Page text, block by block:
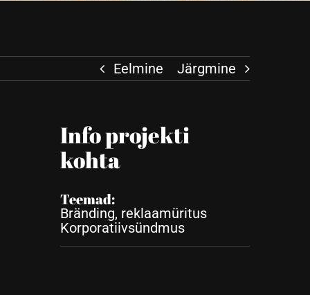
Eelmine Järgmine
Info projekti
kohta
Teemad:
Bränding, reklaamüritus
Korporatiivsündmus